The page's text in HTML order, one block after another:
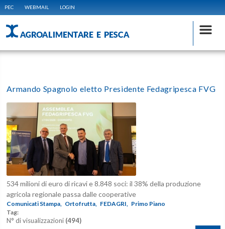
PEC WEBMAIL LOGIN
AGROALIMENTARE E PESCA
Armando Spagnolo eletto Presidente Fedagripesca FVG
534 milioni di euro di ricavi e 8.848 soci: il 38% della produzione
agricola regionale passa dalle cooperative
Comunicati Stampa, Ortofrutta, FEDAGRI, Primo Piano
Tag:
N° di visualizzazioni (494)